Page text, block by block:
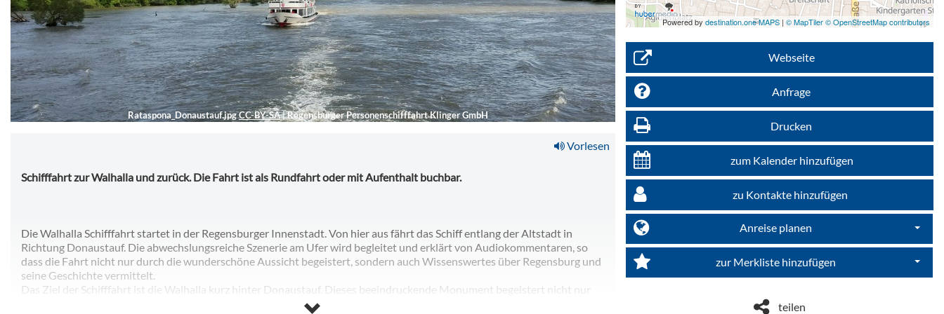
Rataspona_Donaustauf.jpgCC-BY-SA|Regensburger Personenschifffahrt Klinger GmbH
Vorlesen
Schifffahrt zur Walhalla und zurück. Die Fahrt ist als Rundfahrt oder mit Aufenthalt buchbar.
Die Walhalla Schifffahrt startet in der Regensburger Innenstadt. Von hier aus fährt das Schiff entlang der Altstadt in
Richtung Donaustauf. Die abwechslungsreiche Szenerie am Ufer wird begleitet und erklärt von Audiokommentaren, so
dass die Fahrt nicht nur durch die wunderschöne Aussicht begeistert, sondern auch Wissenswertes über Regensburg und
seine Geschichte vermittelt.
Das Ziel der Schifffahrt ist die Walhalla kurz hinter Donaustauf. Dieses beeindruckende Monument begeistert nicht nur
mit seiner einzigartigen Architektur, auch die Aussicht über die Donau und die angrenzende Landschaft ist
Powered bydestination.one MAPS | © MapTiler © OpenStreetMap contributors
Webseite
Anfrage
Drucken
zum Kalender hinzufügen
zu Kontakte hinzufügen
Anreise planen
zur Merkliste hinzufügen
teilen